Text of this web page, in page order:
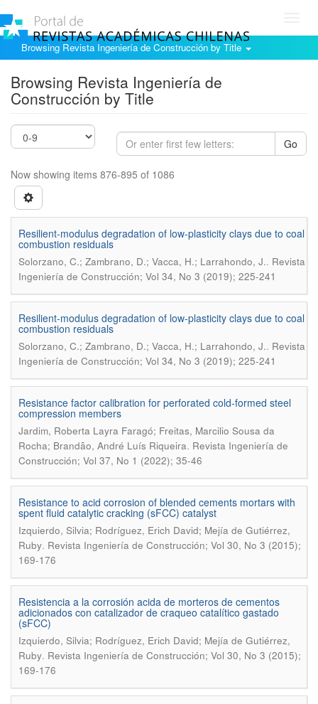
Browsing Revista Ingeniería de Construcción by Title
Browsing Revista Ingeniería de
Construcción by Title
Go
Now showing items 876-895 of 1086
Resilient-modulus degradation of low-plasticity clays due to coal
combustion residuals
Solorzano, C.; Zambrano, D.; Vacca, H.; Larrahondo, J.. Revista
Ingeniería de Construcción; Vol 34, No 3 (2019); 225-241
Resilient-modulus degradation of low-plasticity clays due to coal
combustion residuals
Solorzano, C.; Zambrano, D.; Vacca, H.; Larrahondo, J.. Revista
Ingeniería de Construcción; Vol 34, No 3 (2019); 225-241
Resistance factor calibration for perforated cold-formed steel
compression members
Jardim, Roberta Layra Faragó; Freitas, Marcilio Sousa da
Rocha; Brandão, André Luís Riqueira. Revista Ingeniería de
Construcción; Vol 37, No 1 (2022); 35-46
Resistance to acid corrosion of blended cements mortars with
spent fluid catalytic cracking (sFCC) catalyst
Izquierdo, Silvia; Rodríguez, Erich David; Mejía de Gutiérrez,
Ruby. Revista Ingeniería de Construcción; Vol 30, No 3 (2015);
169-176
Resistencia a la corrosión acida de morteros de cementos
adicionados con catalizador de craqueo catalítico gastado
(sFCC)
Izquierdo, Silvia; Rodríguez, Erich David; Mejía de Gutiérrez,
Ruby. Revista Ingeniería de Construcción; Vol 30, No 3 (2015);
169-176